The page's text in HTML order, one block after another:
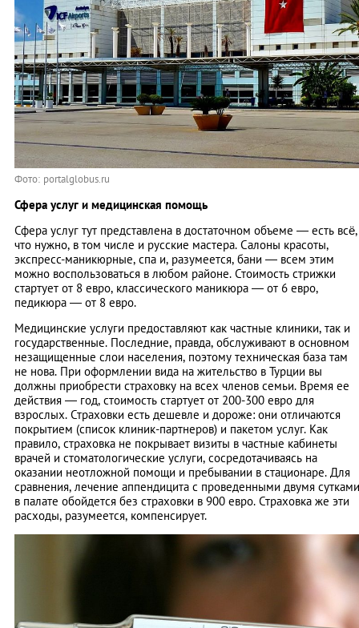
Фото: portalglobus.ru
Сфера услуг и медицинская помощь
Сфера услуг тут представлена в достаточном объеме — есть всё,
что нужно, в том числе и русские мастера. Салоны красоты,
экспресс-маникюрные, спа и, разумеется, бани — всем этим
можно воспользоваться в любом районе. Стоимость стрижки
стартует от 8 евро, классического маникюра — от 6 евро,
педикюра — от 8 евро.
Медицинские услуги предоставляют как частные клиники, так и
государственные. Последние, правда, обслуживают в основном
незащищенные слои населения, поэтому техническая база там
не нова. При оформлении вида на жительство в Турции вы
должны приобрести страховку на всех членов семьи. Время ее
действия — год, стоимость стартует от 200-300 евро для
взрослых. Страховки есть дешевле и дороже: они отличаются
покрытием (список клиник-партнеров) и пакетом услуг. Как
правило, страховка не покрывает визиты в частные кабинеты
врачей и стоматологические услуги, сосредотачиваясь на
оказании неотложной помощи и пребывании в стационаре. Для
сравнения, лечение аппендицита с проведенными двумя сутками
в палате обойдется без страховки в 900 евро. Страховка же эти
расходы, разумеется, компенсирует.